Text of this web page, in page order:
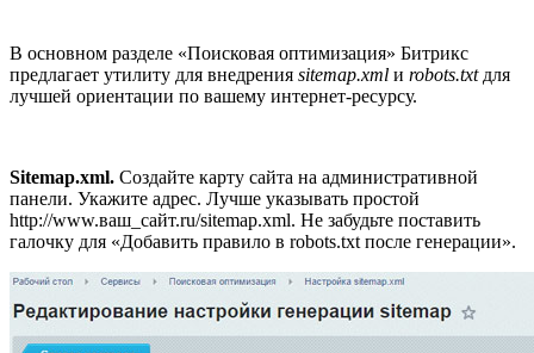
В основном разделе «Поисковая оптимизация» Битрикс
предлагает утилиту для внедрения sitemap.xml и robots.txtдля
лучшей ориентации по вашему интернет-ресурсу.
Sitemap.xml. Создайте карту сайта на административной
панели. Укажите адрес. Лучше указывать простой
http://www.ваш_сайт.ru/sitemap.xml. Не забудьте поставить
галочку для «Добавить правило в robots.txt после генерации».